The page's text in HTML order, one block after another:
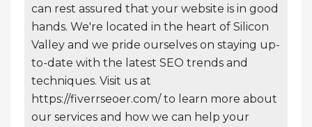
can rest assured that your website is in good
hands. We're located in the heart of Silicon
Valley and we pride ourselves on staying up-
to-date with the latest SEO trends and
techniques. Visit us at
https://fiverrseoer.com/ to learn more about
our services and how we can help your